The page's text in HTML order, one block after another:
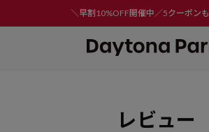
＼早割10%OFF開催中／5クーポン
レビュー